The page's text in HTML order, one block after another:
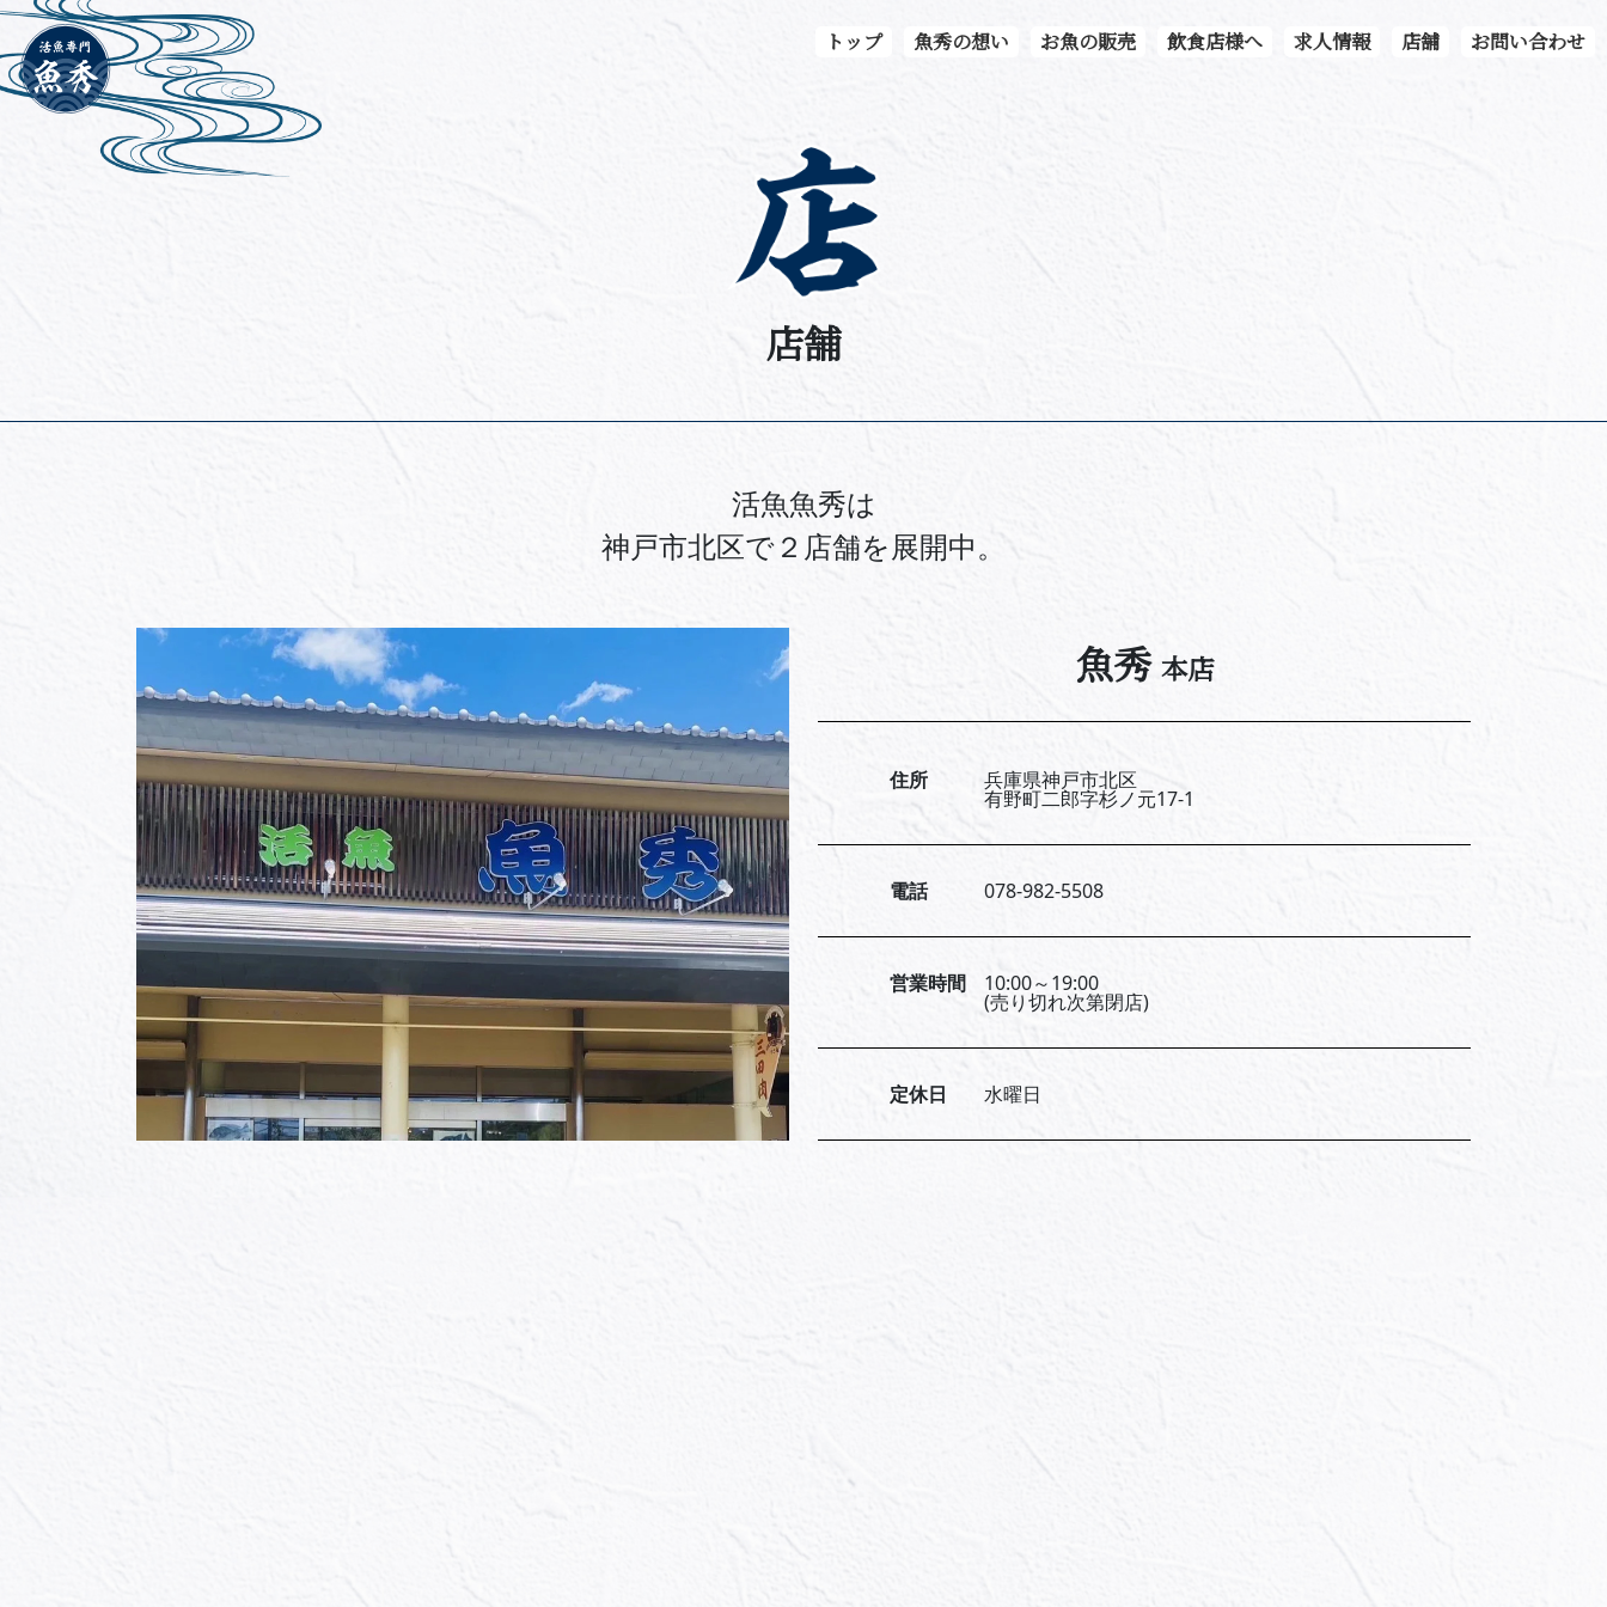
トップ 魚秀の想い お魚の販売 飲食店様へ 求人情報 店舗 お問い合わせ
店舗
活魚魚秀は
神戸市北区で２店舗を展開中。
魚秀 本店
住所 兵庫県神戸市北区
有野町二郎字杉ノ元17-1
電話 078-982-5508
営業時間 10:00～19:00
(売り切れ次第閉店)
定休日 水曜日